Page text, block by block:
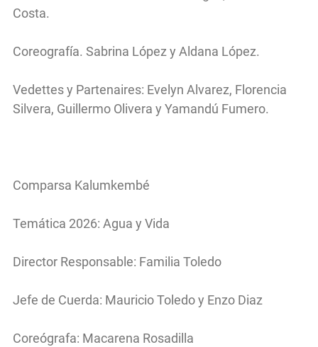
Costa.
Coreografía. Sabrina López y Aldana López.
Vedettes y Partenaires: Evelyn Alvarez, Florencia
Silvera, Guillermo Olivera y Yamandú Fumero.
Comparsa Kalumkembé
Temática 2026: Agua y Vida
Director Responsable: Familia Toledo
Jefe de Cuerda: Mauricio Toledo y Enzo Diaz
Coreógrafa: Macarena Rosadilla